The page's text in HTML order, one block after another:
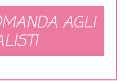
AGLI